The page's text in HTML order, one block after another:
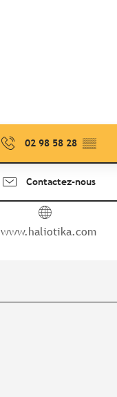
02 98 58 28 ▒▒
Contactez-nous
www.haliotika.com